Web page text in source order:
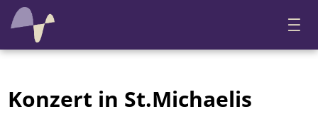
Konzert in St.Michaelis